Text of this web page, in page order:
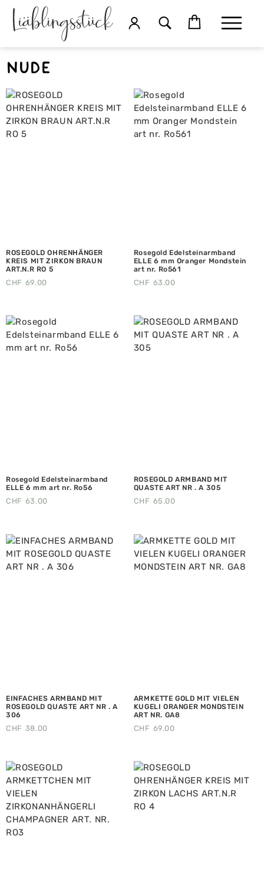
nude
ROSEGOLD OHRENHÄNGER
KREIS MIT ZIRKON BRAUN
ART.N.R RO 5
CHF 69.00
Rosegold Edelsteinarmband
ELLE 6 mm Oranger Mondstein
art nr. Ro561
CHF 63.00
Rosegold Edelsteinarmband
ELLE 6 mm art nr. Ro56
CHF 63.00
ROSEGOLD ARMBAND MIT
QUASTE ART NR . A 305
CHF 65.00
EINFACHES ARMBAND MIT
ROSEGOLD QUASTE ART NR . A
306
CHF 38.00
ARMKETTE GOLD MIT VIELEN
KUGELI ORANGER MONDSTEIN
ART NR. GA8
CHF 69.00